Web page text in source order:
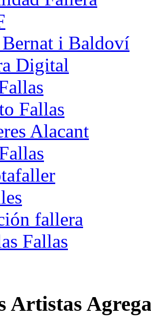
Bernat i Baldoví
Digital
Fallas
Alacant
fallera
Fallas
Artistas